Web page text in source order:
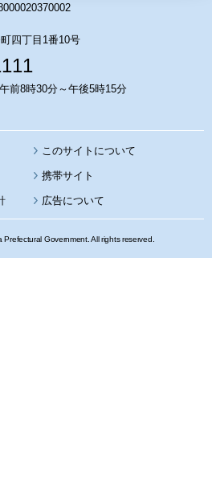
四丁目1番10号
前8時30分～午後5時15分
このサイトについて
携帯サイト
広告について
Government. All rights reserved.